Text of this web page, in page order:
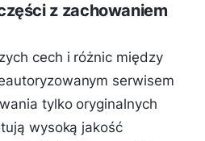
z zachowaniem
cech i różnic między
serwisem
tylko oryginalnych
wysoką jakość